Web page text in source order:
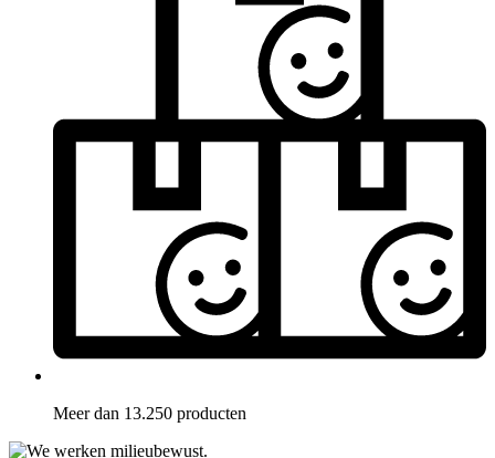
Meer dan 13.250 producten